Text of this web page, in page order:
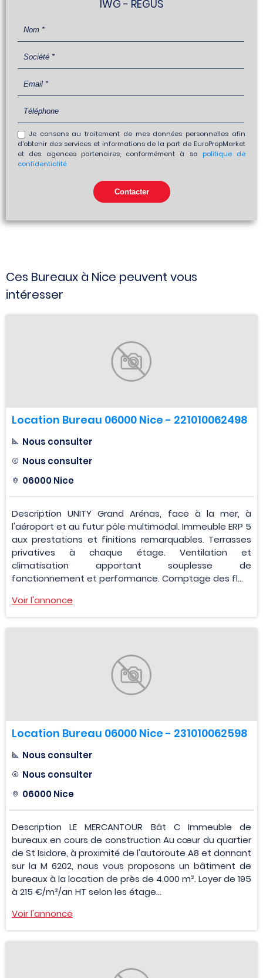
IWG - REGUS
Je consens au traitement de mes données personnelles afin
d'obtenir des services et informations de la part de EuroPropMarket
et des agences partenaires, conformément à sa politique de
confidentialité
Ces Bureaux à Nice peuvent vous
intéresser
Location Bureau 06000 Nice - 221010062498
Nous consulter
Nous consulter
06000 Nice
Description UNITY Grand Arénas, face à la mer, à
l'aéroport et au futur pôle multimodal. Immeuble ERP 5
aux prestations et finitions remarquables. Terrasses
privatives à chaque étage. Ventilation et
climatisation apportant souplesse de
fonctionnement et performance. Comptage des fl...
Voir l'annonce
Location Bureau 06000 Nice - 231010062598
Nous consulter
Nous consulter
06000 Nice
Description LE MERCANTOUR Bât C Immeuble de
bureaux en cours de construction Au cœur du quartier
de St Isidore, à proximité de l'autoroute A8 et donnant
sur la M 6202, nous vous proposons un bâtiment de
bureaux à la location de près de 4.000 m². Loyer de 195
à 215 €/m²/an HT selon les étage...
Voir l'annonce